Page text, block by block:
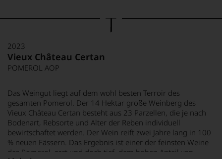
2023
Vieux Château Certan
POMEROL AOP
Das Weingut liegt auf dem wohl besten Terroir des
gesamten Pomerol. Der 14 Hektar große Weinberg des
Vieux Château Certan besteht aus 23 Parzellen, die je nach
Bodenart, Rebsorte und Alter der Reben individuell
bewirtschaftet werden. Der Wein reift zwei Jahre lang in 100
% neuen Fässern. Das Ergebnis ist einer der feinsten Weine
des Pomerol, zart und doch tief, dem hohen Anteil von